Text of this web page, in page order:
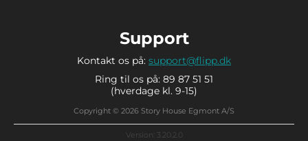
Support
Kontakt os på: support@flipp.dk
Ring til os på: 89 87 51 51
(hverdage kl. 9-15)
Copyright © 2026 Story House Egmont A/S
Version: 3.20.2.0